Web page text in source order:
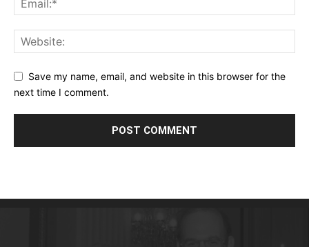
Save my name, email, and website in this browser for the
next time I comment.